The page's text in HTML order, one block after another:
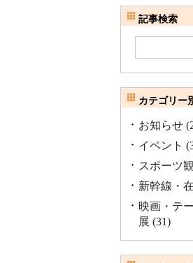
記事検索
カテゴリー
お知らせ
イベント
スポーツ
新幹線・
映画・テ
展 (31)